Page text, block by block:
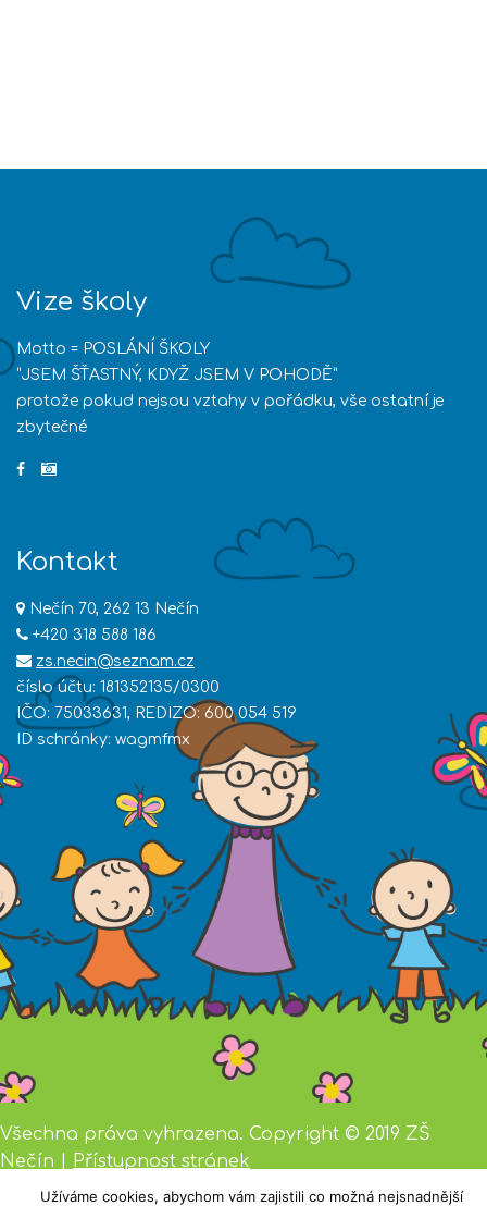
Vize školy
Motto = POSLÁNÍ ŠKOLY
“JSEM ŠŤASTNÝ, KDYŽ JSEM V POHODĚ”
protože pokud nejsou vztahy v pořádku, vše ostatní je
zbytečné
Kontakt
Nečín 70, 262 13 Nečín
+420 318 588 186
zs.necin@seznam.cz
číslo účtu: 181352135/0300
IČO: 75033631, REDIZO: 600 054 519
ID schránky: wagmfmx
Všechna práva vyhrazena. Copyright © 2019 ZŠ
Nečín |
Přístupnost stránek
Užíváme cookies, abychom vám zajistili co možná nejsnadnější